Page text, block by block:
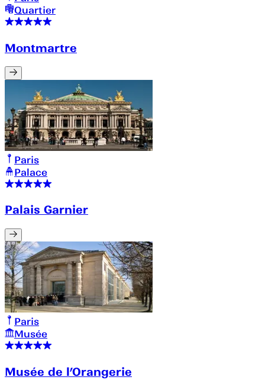
Quartier
Montmartre
Paris
Palace
Palais Garnier
Paris
Musée
Musée de l’Orangerie